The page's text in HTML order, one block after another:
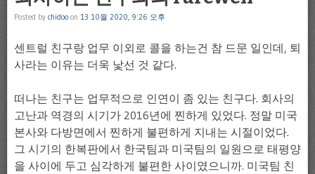
Posted by chidoo on 13 10월 2020, 9:26 오후
센트럴 친구랑 업무 이외로 콜을 하는건 참 드문 일인데, 퇴
사라는 이유는 더욱 낯선 것 같다.
떠나는 친구는 업무적으로 인연이 좀 있는 친구다. 회사의
고난과 역경의 시기가 2016년에 찐하게 있었다. 정말 미국
본사와 다방면에서 찐하게 불편하게 지내는 시절이었다.
그 시기의 한복판에서 한국팀과 미국팀의 일원으로 태평양
을 사이에 두고 심각하게 불편한 사이였으니까. 미국팀 친